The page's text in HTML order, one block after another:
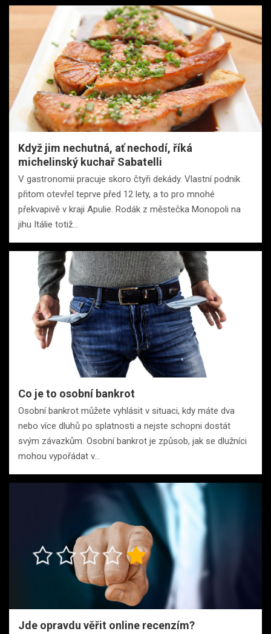
Když jim nechutná, ať nechodí, říká
michelinský kuchař Sabatelli
V gastronomii pracuje skoro čtyři dekády. Vlastní podnik
přitom otevřel teprve před 12 lety, a to pro mnohé
překvapivě v kraji Apulie. Rodák z městečka Monopoli na
jihu Itálie totiž…
Co je to osobní bankrot
Osobní bankrot můžete vyhlásit v situaci, kdy máte dva
nebo více dluhů po splatnosti a nejste schopni dostát
svým závazkům. Osobní bankrot je způsob, jak se dlužníci
mohou vypořádat v…
Jde opravdu věřit online recenzím?